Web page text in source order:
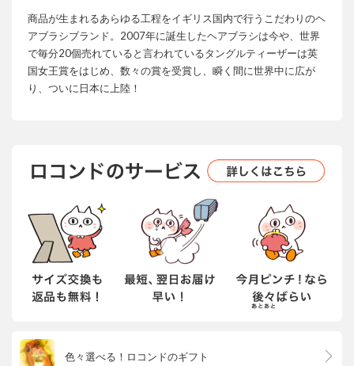
商品が生まれるあらゆる工程をイギリス国内で行うこだわりのヘ
アブラシブランド。2007年に誕生したヘアブラシは今や、世界
で毎分20個売れていると言われているタングルティーザーは英
国女王賞をはじめ、数々の賞を受賞し、瞬く間に世界中に広が
り、ついに日本に上陸！
色々選べる！ロコンドのギフト